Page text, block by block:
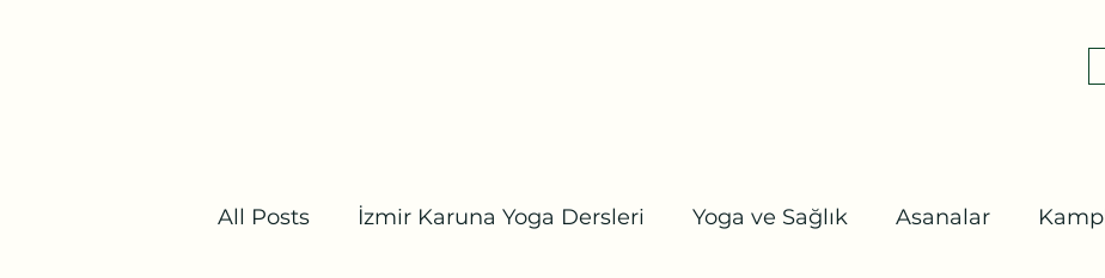
All Posts İzmir Karuna Yoga Dersleri Yoga ve Sağlık Asanalar